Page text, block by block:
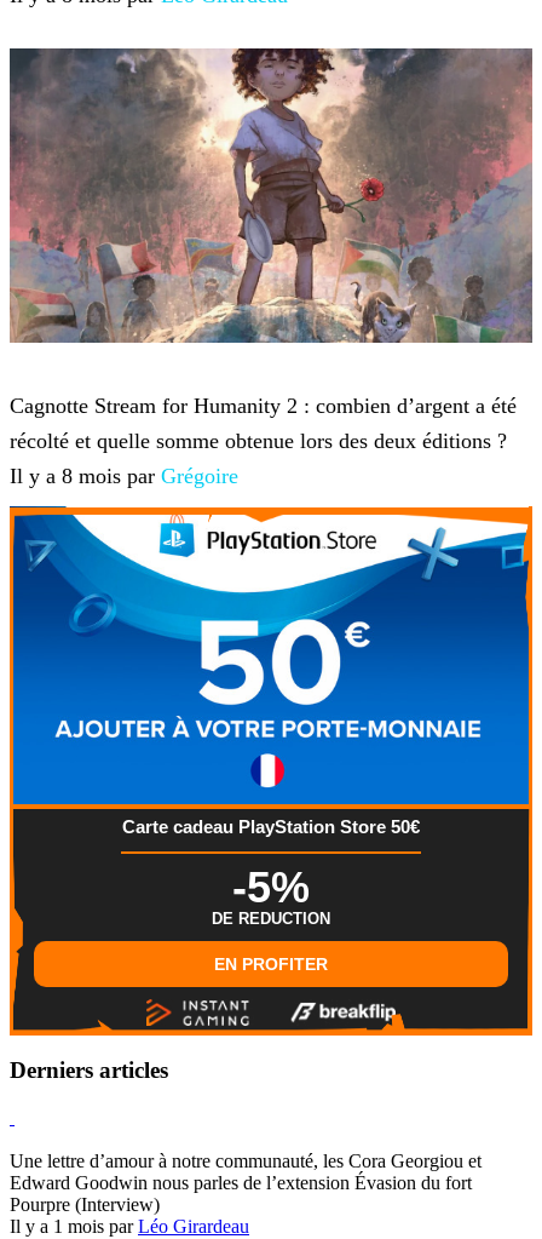
Cagnotte Stream for Humanity 2 : combien d’argent a été
récolté et quelle somme obtenue lors des deux éditions ?
Il y a 8 mois par Grégoire
Carte cadeau PlayStation Store 50€
-5%
DE REDUCTION
EN PROFITER
Derniers articles
Une lettre d’amour à notre communauté, les Cora Georgiou et
Edward Goodwin nous parles de l’extension Évasion du fort
Pourpre (Interview)
Il y a 1 mois parLéo Girardeau